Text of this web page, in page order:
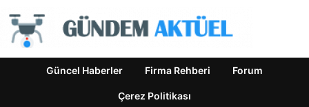
Güncel Haberler Firma Rehberi Forum
Çerez Politikası